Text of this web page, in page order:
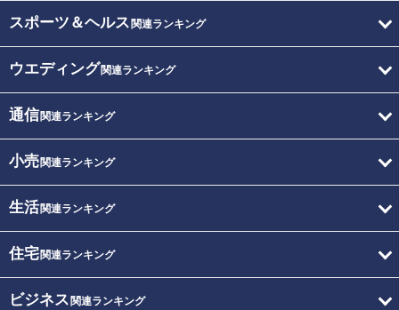
スポーツ＆ヘルス 関連ランキング
ウエディング関連ランキング
通信関連ランキング
小売関連ランキング
生活関連ランキング
住宅関連ランキング
ビジネス 関連ランキング